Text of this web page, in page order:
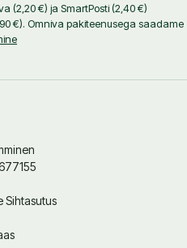
(2,20 €) ja SmartPosti (2,40 €)
€). Omniva pakiteenusega saadame
Sihtasutus